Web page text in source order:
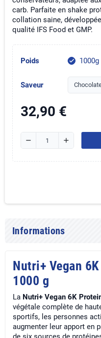
carb. Parfaite en shake
collation saine,
qualité IFS Food et GMP.
Poids check 1000g
Saveur
32,90 €
remove add
Informations
Nutri+ Vegan
1000 g
La Nutri+ Vegan 6K
végétale complète de
sportifs, les personnes
augmenter leur apport en